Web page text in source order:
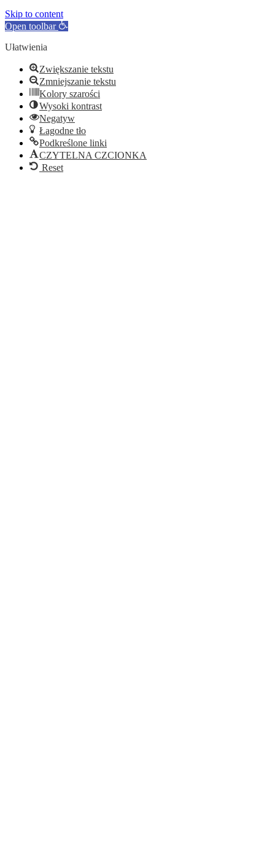
Skip to content
Open toolbar
Ułatwienia
Zwiększanie tekstu
Zmniejszanie tekstu
Kolory szarości
Wysoki kontrast
Negatyw
Łagodne tło
Podkreślone linki
CZYTELNA CZCIONKA
Reset